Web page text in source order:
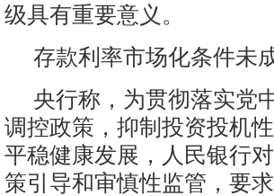
级具有重要意义。
存款利率市场化条件未
央行称，为贯彻落实党
调控政策，抑制投资投机
平稳健康发展，人民银行
策引导和审慎性监管，要求